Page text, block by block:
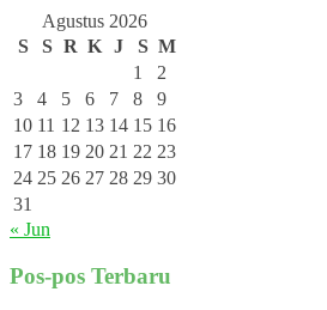
Agustus 2026
S
S R K J S M
1
2
3
4 5 6 7 8
9
10 11 12 13 14 15 16
17 18 19 20 21 22 23
24 25 26 27 28 29 30
31
« Jun
Pos-pos Terbaru